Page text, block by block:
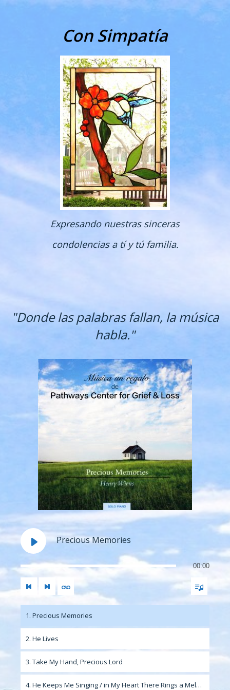
Con Simpatía
Expresando nuestras sinceras
condolencias a tí y tú familia.
"Donde las palabras fallan, la música
habla."
Precious Memories
00:00
1. Precious Memories
2. He Lives
3. Take My Hand, Precious Lord
4. He Keeps Me Singing / in My Heart There Rings a Melody